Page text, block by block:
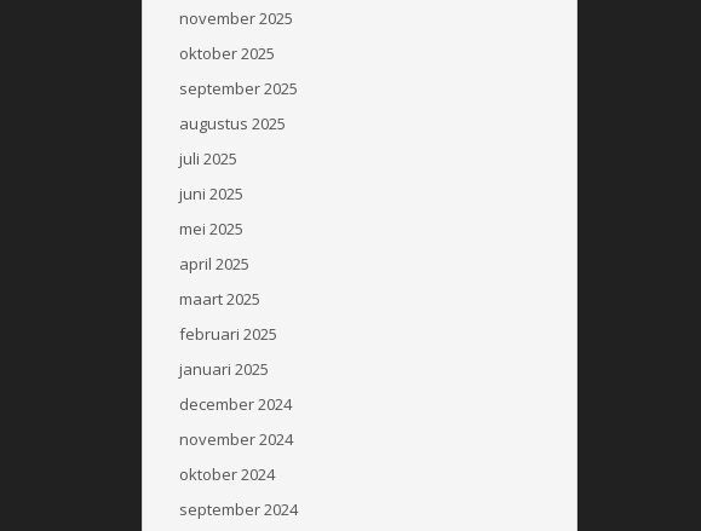
november 2025
oktober 2025
september 2025
augustus 2025
juli 2025
juni 2025
mei 2025
april 2025
maart 2025
februari 2025
januari 2025
december 2024
november 2024
oktober 2024
september 2024